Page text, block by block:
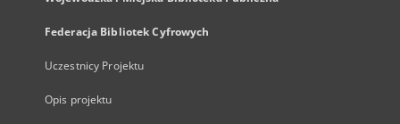
Federacja Bibliotek Cyfrowych
Uczestnicy Projektu
Opis projektu